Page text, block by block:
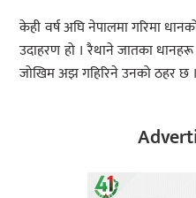
केही वर्ष अघि नेपालमा गरिमा
उदाहरण हो । रैथाने जातका
जोखिम अझ गहिरिने उनको ठहर छ ।